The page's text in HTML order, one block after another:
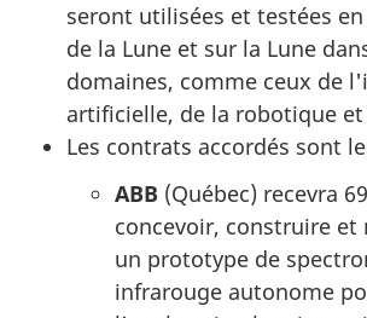
seront utilisées et testées
de la Lune et sur la Lune
domaines, comme ceux de
artificielle, de la robotique et
Les contrats accordés sont
ABB (Québec) recevra
concevoir, construire et
un prototype de
infrarouge autonome